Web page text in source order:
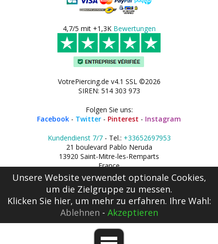
4,7/5 mit +1,3K Bewertungen
VotrePiercing.de v4.1 SSL ©2026
SIREN: 514 303 973
Folgen Sie uns:
Facebook - Twitter - Pinterest - Instagram
Kundendienst 7/7- Tel.: +33652697953
21 boulevard Pablo Neruda
13920 Saint-Mitre-les-Remparts
France
Unsere Website verwendet optionale Cookies,
um die Zielgruppe zu messen.
Klicken Sie hier, um mehr zu erfahren. Ihre Wahl:
Ablehnen - Akzeptieren